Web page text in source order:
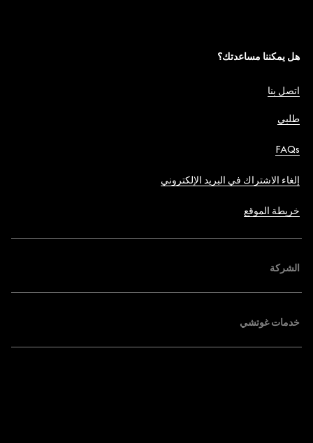
هل يمكننا مساعدتك؟
اتصل بنا
طلبي
FAQs
إلغاء الاشتراك في البريد الإلكتروني
خريطة الموقع
الشركة
خدمات غوتشي